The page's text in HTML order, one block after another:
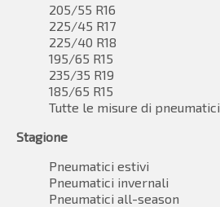
205/55 R16
225/45 R17
225/40 R18
195/65 R15
235/35 R19
185/65 R15
Tutte le misure di pneumatici
Stagione
Pneumatici estivi
Pneumatici invernali
Pneumatici all-season